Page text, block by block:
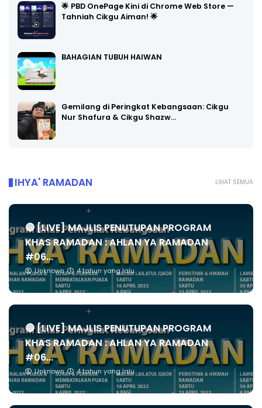
🌟 PBD OnePage Kini di Chrome Web Store —
Tahniah Cikgu Aiman! 🌟
BAHAGIAN TUBUH HAIWAN
Gemilang di Peringkat Kebangsaan: Cikgu
Nur Shafura & Cikgu Shazw…
LIHAT SEMUA
IHYA' RAMADAN
🔴 [LIVE] MAJLIS PENUTUPAN PROGRAM
KHAS RAMADAN : AHLAN YA RAMADAN
#06...
Unknown 4 tahun yang lalu
🔴 [LIVE] MAJLIS PENUTUPAN PROGRAM
KHAS RAMADAN : AHLAN YA RAMADAN
#06...
Unknown 4 tahun yang lalu